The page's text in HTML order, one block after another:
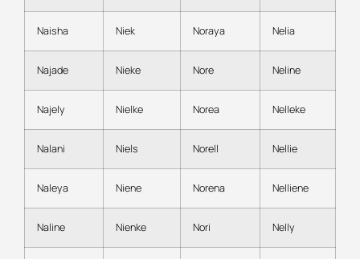
Naisha Niek Noraya Nelia
Najade Nieke Nore Neline
Najely Nielke Norea Nelleke
Nalani Niels Norell Nellie
Naleya Niene Norena Nelliene
Naline Nienke Nori Nelly